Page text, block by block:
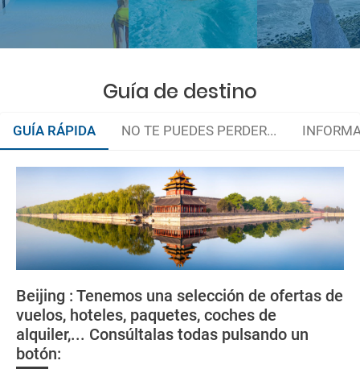
Guía de destino
GUÍA RÁPIDA NO TE PUEDES PERDER...
Beijing : Tenemos una selección de ofertas de
vuelos, hoteles, paquetes, coches de
alquiler,... Consúltalas todas pulsando un
botón:
Nuevo Año Chino Ciudad Prohibida
La Gran
Organiza tu viaje
Hacer la maleta
Vacunas y salud
Documentación
Moneda
La documentación de tu reserva te será enviada por mail en el
momento que el pago de la reserva esté realizado completamente.
Respecto a las tarjetas de embarque, casi todas las compañías aéreas
tienen ya todos sus billetes electrónicos por lo que podrás obtenerlas
in por su web.
Eso sí, deberás estar atento si viajas con una compañía low cost, debido
a que muchas de ellas exigen la presentación de la tarjeta de embarque
(que deberás realizar a través de su web) para que no te carguen un
suplemento extra en el mismo aeropuerto.